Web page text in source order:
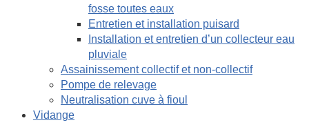
fosse toutes eaux
Entretien et installation puisard
Installation et entretien d’un collecteur eau
pluviale
Assainissement collectif et non-collectif
Pompe de relevage
Neutralisation cuve à fioul
Vidange